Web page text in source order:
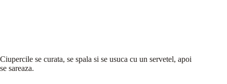
Ciupercile se curata, se spala si se usuca cu un servetel, apoi
se sareaza.